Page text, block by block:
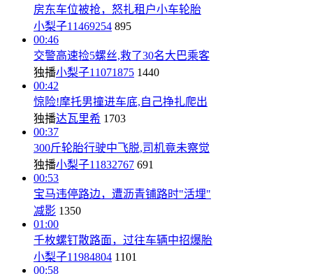
房东车位被抢，怒扎租户小车轮胎
小梨子11469254 895
00:46
交警高速捡5螺丝,救了30名大巴乘客
独播小梨子11071875 1440
00:42
惊险!摩托男撞进车底,自己挣扎爬出
独播达瓦里希 1703
00:37
300斤轮胎行驶中飞脱,司机竟未察觉
独播小梨子11832767 691
00:53
宝马违停路边，遭沥青铺路时"活埋"
减影 1350
01:00
千枚螺钉散路面，过往车辆中招爆胎
小梨子11984804 1101
00:58